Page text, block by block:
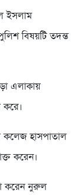
ইসলাম
বিষয়টি তদন্ত
এলাকায়
করে।
কলেজ হাসপাতাল
করেন।
করেন নুরুল